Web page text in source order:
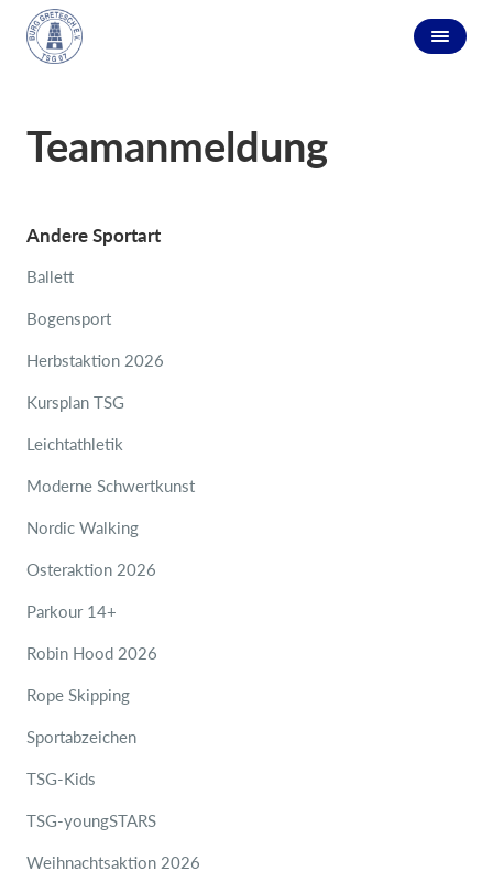
Teamanmeldung
Andere Sportart
Ballett
Bogensport
Herbstaktion 2026
Kursplan TSG
Leichtathletik
Moderne Schwertkunst
Nordic Walking
Osteraktion 2026
Parkour 14+
Robin Hood 2026
Rope Skipping
Sportabzeichen
TSG-Kids
TSG-youngSTARS
Weihnachtsaktion 2026